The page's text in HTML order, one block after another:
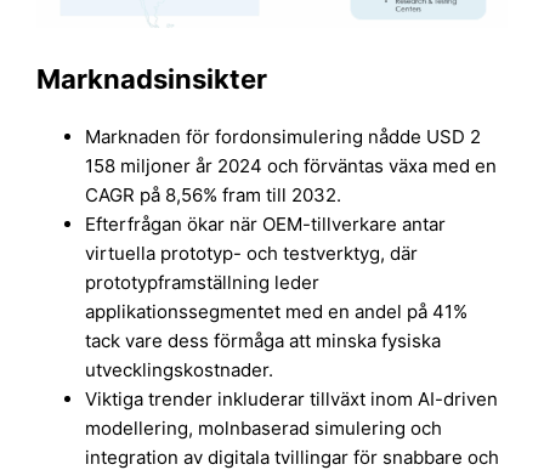
Marknadsinsikter
Marknaden för fordonsimulering nådde USD 2
158 miljoner år 2024 och förväntas växa med en
CAGR på 8,56% fram till 2032.
Efterfrågan ökar när OEM-tillverkare antar
virtuella prototyp- och testverktyg, där
prototypframställning leder
applikationssegmentet med en andel på 41%
tack vare dess förmåga att minska fysiska
utvecklingskostnader.
Viktiga trender inkluderar tillväxt inom AI-driven
modellering, molnbaserad simulering och
integration av digitala tvillingar för snabbare och